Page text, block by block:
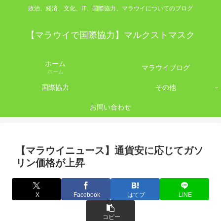
政治、経済、文化、IT、国際協力、マラウイについてのブログ
【マラウイで国際協力】マルクストマスク
ホーム
ホーム マラウイブログ
国際協力 その他
お問い合わせ
【マラウイニュース】通貨安に応じてガソ
リン価格が上昇
X Facebook はてブ LINE
コピー